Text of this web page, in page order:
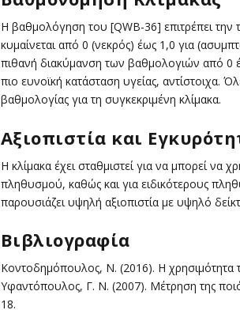
Η βαθμολόγηση του [QWB-36] επιτρέπει
κυμαίνεται από 0 (νεκρός) έως 1,0 για
πιθανή διακύμανση των βαθμολογιών από 0
πιο ευνοϊκή κατάσταση υγείας, αντίστοιχα.
βαθμολογίας για τη συγκεκριμένη κλίμακα.
Αξιοπιστία και
Η κλίμακα έχει σταθμιστεί για να μπορεί
πληθυσμού, καθώς και για ειδικότερους
παρουσιάζει υψηλή αξιοπιστία με υψηλό
Βιβλιογραφία
Κοντοδημόπουλος, Ν. (2016). Η χρησιμότητα
Υφαντόπουλος, Γ. Ν. (2007). Μέτρηση της
18.